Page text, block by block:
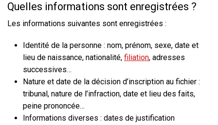
Quelles informations sont enregistrées ?
Les informations suivantes sont enregistrées :
Identité de la personne : nom, prénom, sexe, date et
lieu de naissance, nationalité, filiation, adresses
successives…
Nature et date de la décision d’inscription au fichier :
tribunal, nature de l’infraction, date et lieu des faits,
peine prononcée…
Informations diverses : dates de justification